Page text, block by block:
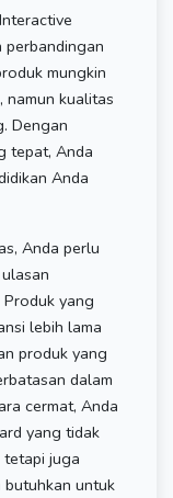
mungkin
namun kualitas
Dengan
tepat, Anda
Anda
Anda perlu
yang
lebih lama
produk yang
dalam
cermat, Anda
yang tidak
tetapi juga
butuhkan untuk